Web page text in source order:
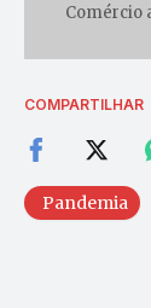
Comércio
COMPARTILHAR
Pandemia